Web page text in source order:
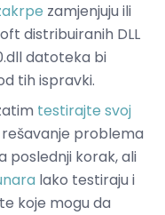
zamjenjuju ili
distribuiranih DLL
datoteka bi
tih ispravki.
testirajte svoj
problema
poslednji korak, ali
lako testiraju i
koje mogu da